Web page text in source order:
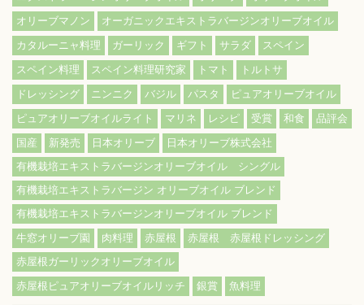
オリーブマノン
オーガニックエキストラバージンオリーブオイル
カタルーニャ料理
ガーリック ギフト サラダ
スペイン
スペイン料理
スペイン料理研究家 トマト
トルトサ
ドレッシング
ニンニク バジル パスタ
ピュアオリーブオイル
ピュアオリーブオイルライト
マリネ レシピ 受賞 和食
品評会
国産
新発売 日本オリーブ
日本オリーブ株式会社
有機栽培エキストラバージンオリーブオイル シングル
有機栽培エキストラバージン オリーブオイル ブレンド
有機栽培エキストラバージンオリーブオイル ブレンド
牛窓オリーブ園
肉料理 赤屋根
赤屋根 赤屋根ドレッシング
赤屋根ガーリックオリーブオイル
赤屋根ピュアオリーブオイルリッチ
銀賞 魚料理